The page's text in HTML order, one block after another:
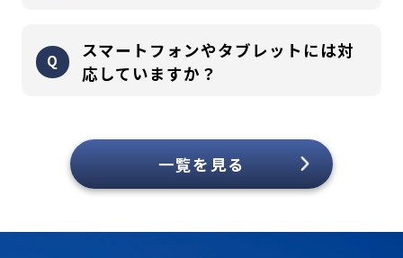
入頂いております。
スマートフォンやタブレットには対
応していますか？
一覧を見る